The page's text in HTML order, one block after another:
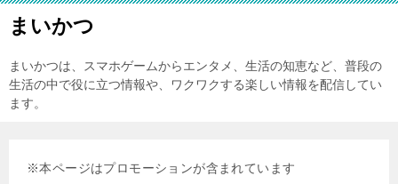
まいかつ
まいかつは、スマホゲームからエンタメ、生活の知恵など、普段の
生活の中で役に立つ情報や、ワクワクする楽しい情報を配信してい
ます。
※本ページはプロモーションが含まれています